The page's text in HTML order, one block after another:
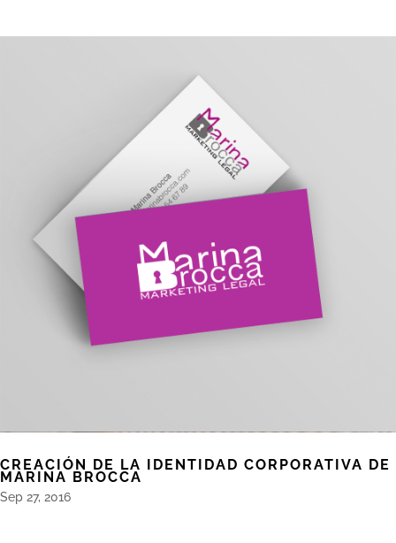
CREACIÓN DE LA IDENTIDAD CORPORATIVA DE
MARINA BROCCA
Sep 27, 2016